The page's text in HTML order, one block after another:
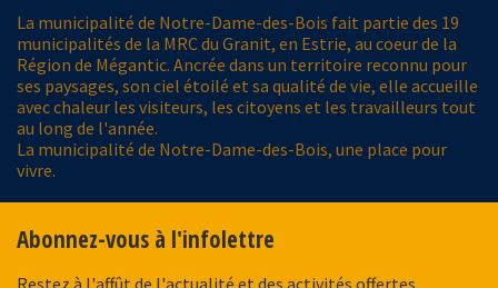
La municipalité de Notre-Dame-des-Bois fait partie des 19
municipalités de la MRC du Granit, en Estrie, au coeur de la
Région de Mégantic. Ancrée dans un territoire reconnu pour
ses paysages, son ciel étoilé et sa qualité de vie, elle accueille
avec chaleur les visiteurs, les citoyens et les travailleurs tout
au long de l'année.
La municipalité de Notre-Dame-des-Bois, une place pour
vivre.
Abonnez-vous à l'infolettre
Restez à l'affût de l'actualité et des activités offertes.